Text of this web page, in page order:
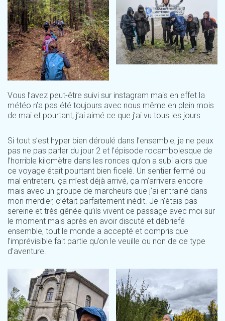
Vous l’avez peut-être suivi sur instagram mais en effet la
météo n’a pas été toujours avec nous même en plein mois
de mai et pourtant, j’ai aimé ce que j’ai vu tous les jours.
Si tout s’est hyper bien déroulé dans l’ensemble, je ne peux
pas ne pas parler du jour 2 et l’épisode rocambolesque de
l’horrible kilomètre dans les ronces qu’on a subi alors que
ce voyage était pourtant bien ficelé. Un sentier fermé ou
mal entretenu ça m’est déjà arrivé, ça m’arrivera encore
mais avec un groupe de marcheurs que j’ai entrainé dans
mon merdier, c’était parfaitement inédit. Je n’étais pas
sereine et très gênée qu’ils vivent ce passage avec moi sur
le moment mais après en avoir discuté et débriefé
ensemble, tout le monde a accepté et compris que
l’imprévisible fait partie qu’on le veuille ou non de ce type
d’aventure.